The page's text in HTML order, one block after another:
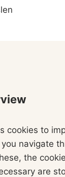
cookies to
navigate
the
are